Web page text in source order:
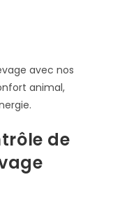
avec nos
animal,
de